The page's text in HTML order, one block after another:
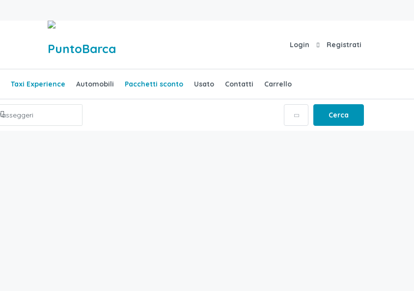
Login Registrati
Taxi Experience Automobili Pacchetti sconto Usato Contatti Carrello
Cerca